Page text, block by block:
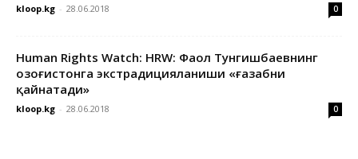
kloop.kg - 28.06.2018 0
Human Rights Watch: HRW: Фаол Тунгишбаевнинг
Қозоғистонга экстрадицияланиши «ғазабни
қайнатади»
kloop.kg - 28.06.2018 0